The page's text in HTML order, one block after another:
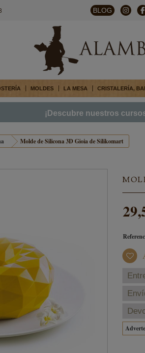
BLOG
MOLDES LA MESA CRISTALERÍA,
¡Descubre nuestros
Molde de Silicona 3D Gioia de Silikomart